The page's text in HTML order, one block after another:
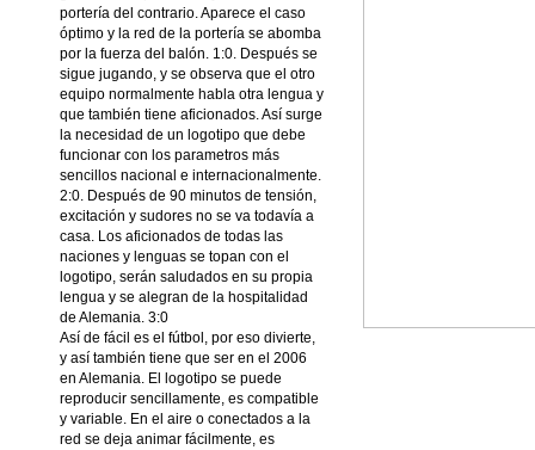
portería del contrario. Aparece el caso
óptimo y la red de la portería se abomba
por la fuerza del balón. 1:0. Después se
sigue jugando, y se observa que el otro
equipo normalmente habla otra lengua y
que también tiene aficionados. Así surge
la necesidad de un logotipo que debe
funcionar con los parametros más
sencillos nacional e internacionalmente.
2:0. Después de 90 minutos de tensión,
excitación y sudores no se va todavía a
casa. Los aficionados de todas las
naciones y lenguas se topan con el
logotipo, serán saludados en su propia
lengua y se alegran de la hospitalidad
de Alemania. 3:0
Así de fácil es el fútbol, por eso divierte,
y así también tiene que ser en el 2006
en Alemania. El logotipo se puede
reproducir sencillamente, es compatible
y variable. En el aire o conectados a la
red se deja animar fácilmente, es